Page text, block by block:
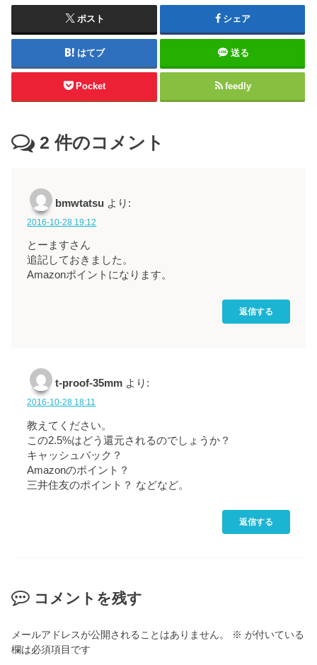
ポスト シェア
はてブ 送る
Pocket feedly
2 件のコメント
bmwtatsu より:
2016-10-28 19:12
とーますさん
追記しておきました。
Amazonポイントになります。
返信する
t-proof-35mm より:
2016-10-28 18:11
教えてください。
この2.5%はどう還元されるのでしょうか？
キャッシュバック？
Amazonのポイント？
三井住友のポイント？ などなど。
返信する
コメントを残す
メールアドレスが公開されることはありません。 ※ が付いている
欄は必須項目です